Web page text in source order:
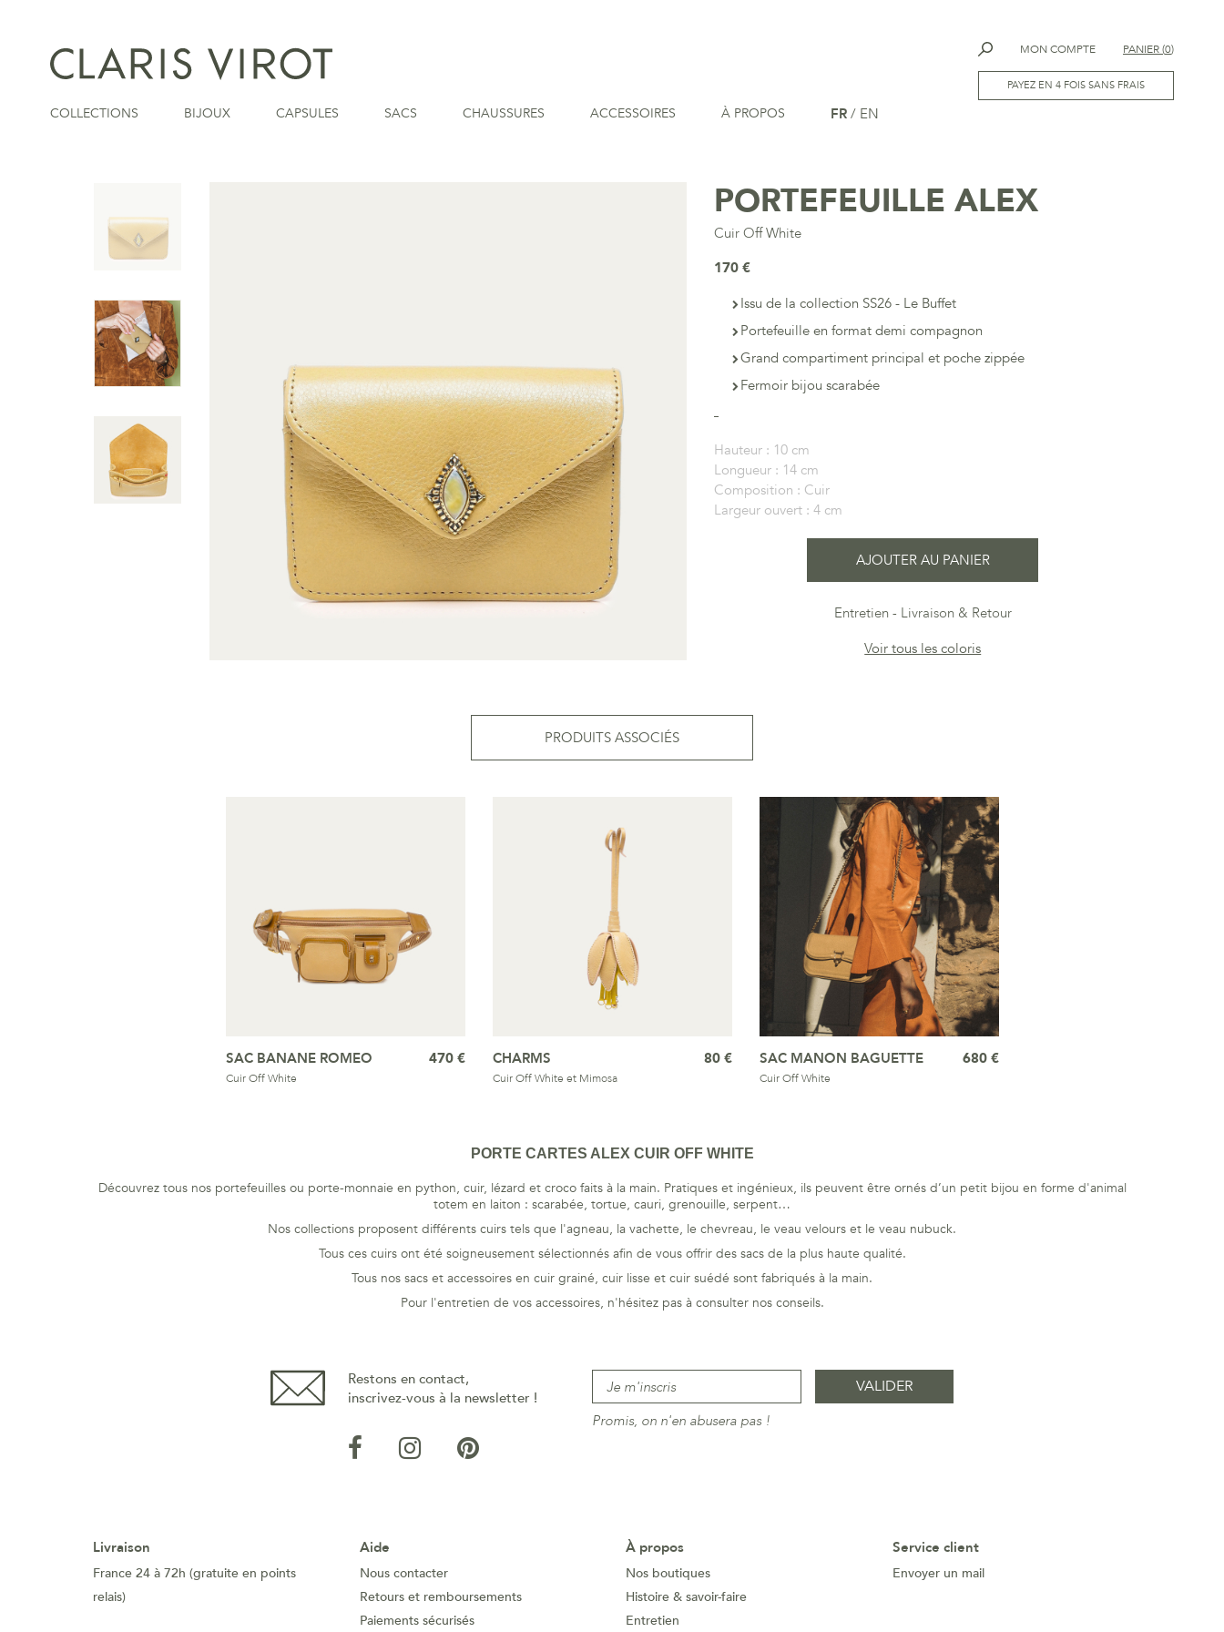
MON COMPTE PANIER(0)
PAYEZ EN 4 FOIS SANS FRAIS
COLLECTIONS BIJOUX CAPSULES SACS CHAUSSURES ACCESSOIRES À PROPOS FR / EN
PORTEFEUILLE ALEX
Cuir Off White
170 €
Issu de la collection SS26 - Le Buffet
Portefeuille en format demi compagnon
Grand compartiment principal et poche zippée
Fermoir bijou scarabée
Hauteur : 10 cm
Longueur : 14 cm
Composition : Cuir
Largeur ouvert :4 cm
AJOUTER AU PANIER
Entretien
Livraison & Retour
Voir tous les coloris
PRODUITS ASSOCIÉS
SAC BANANE ROMEO
Cuir Off White
470 € CHARMS
Cuir Off White et Mimosa
80 € SAC MANON BAGUETTE
Cuir Off White
680 €
PORTE CARTES ALEX CUIR OFF WHITE
Découvrez tous nos portefeuilles ou porte-monnaie en python, cuir, lézard et croco faits à la main. Pratiques et ingénieux, ils peuvent être ornés d’un petit bijou en forme d'animal
totem en laiton : scarabée, tortue, cauri, grenouille, serpent…
Nos collections proposent différents cuirs tels que l'agneau, la vachette, le chevreau, le veau velours et le veau nubuck.
Tous ces cuirs ont été soigneusement sélectionnés afin de vous offrir des sacs de la plus haute qualité.
Tous nos sacs et accessoires en cuir grainé, cuir lisse et cuir suédé sont fabriqués à la main.
Pour l'entretien de vos accessoires, n'hésitez pas à consulter nos conseils.
Restons en contact,
inscrivez-vous à la newsletter !
Promis, on n'en abusera pas !
Livraison
France 24 à 72h (gratuite en points
relais)
Aide
Nous contacter
Retours et remboursements
Paiements sécurisés
À propos
Nos boutiques
Histoire & savoir-faire
Entretien
Service client
Envoyer un mail